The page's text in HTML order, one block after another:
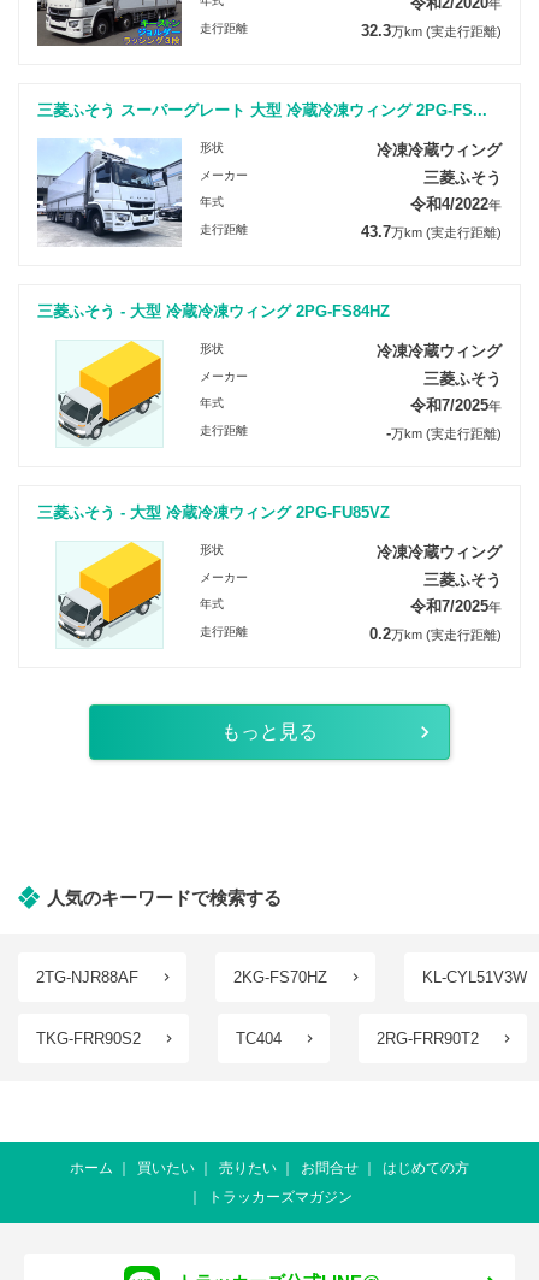
年
走行距離 32.3万km (実走行距離)
三菱ふそう スーパーグレート 大型 冷蔵冷凍ウィング 2PG-FS...
形状 冷凍冷蔵ウィング
メーカー 三菱ふそう
年式 令和4/2022年
走行距離 43.7万km (実走行距離)
三菱ふそう - 大型 冷蔵冷凍ウィング 2PG-FS84HZ
形状 冷凍冷蔵ウィング
メーカー 三菱ふそう
年式 令和7/2025年
走行距離 -万km (実走行距離)
三菱ふそう - 大型 冷蔵冷凍ウィング 2PG-FU85VZ
形状 冷凍冷蔵ウィング
メーカー 三菱ふそう
年式 令和7/2025年
走行距離 0.2万km (実走行距離)
もっと見る
人気のキーワードで検索する
2TG-NJR88AF 2KG-FS70HZ KL-CYL51V3W
TKG-FRR90S2 TC404 2RG-FRR90T2
ホーム 買いたい 売りたい お問合せ
はじめての方
トラッカーズマガジン